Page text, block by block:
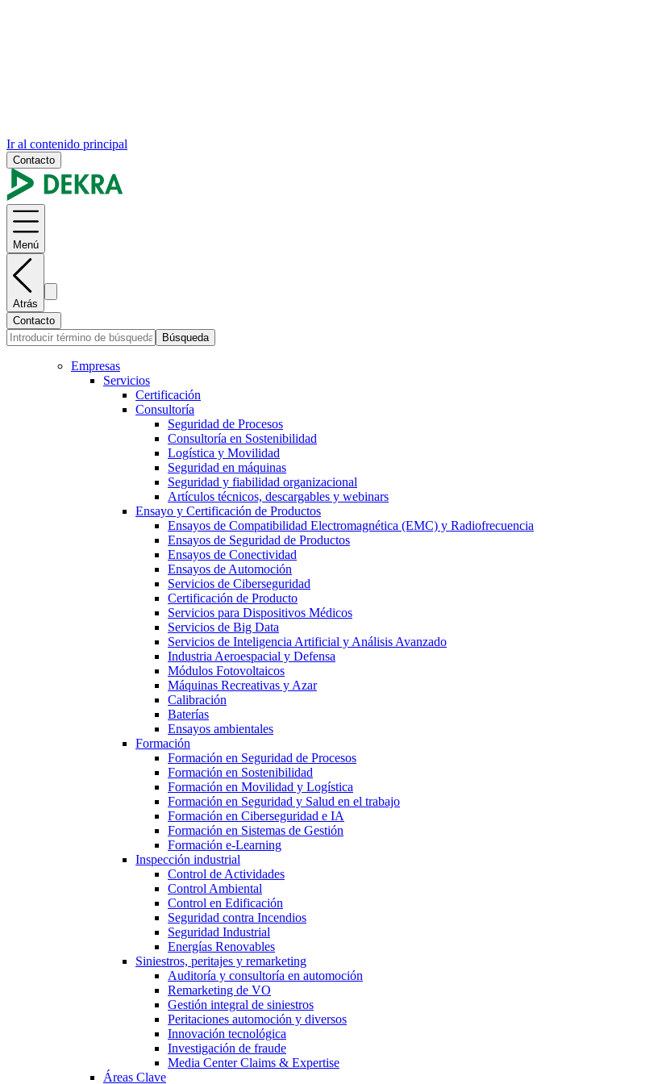
Ir al contenido principal
Contacto
Menú
Atrás
Contacto
Búsqueda
Empresas
Servicios
Certificación
Consultoría
Seguridad de Procesos
Consultoría en Sostenibilidad
Logística y Movilidad
Seguridad en máquinas
Seguridad y fiabilidad organizacional
Artículos técnicos, descargables y webinars
Ensayo y Certificación de Productos
Ensayos de Compatibilidad Electromagnética (EMC) y Radiofrecuencia
Ensayos de Seguridad de Productos
Ensayos de Conectividad
Ensayos de Automoción
Servicios de Ciberseguridad
Certificación de Producto
Servicios para Dispositivos Médicos
Servicios de Big Data
Servicios de Inteligencia Artificial y Análisis Avanzado
Industria Aeroespacial y Defensa
Módulos Fotovoltaicos
Máquinas Recreativas y Azar
Calibración
Baterías
Ensayos ambientales
Formación
Formación en Seguridad de Procesos
Formación en Sostenibilidad
Formación en Movilidad y Logística
Formación en Seguridad y Salud en el trabajo
Formación en Ciberseguridad e IA
Formación en Sistemas de Gestión
Formación e-Learning
Inspección industrial
Control de Actividades
Control Ambiental
Control en Edificación
Seguridad contra Incendios
Seguridad Industrial
Energías Renovables
Siniestros, peritajes y remarketing
Auditoría y consultoría en automoción
Remarketing de VO
Gestión integral de siniestros
Peritaciones automoción y diversos
Innovación tecnológica
Investigación de fraude
Media Center Claims & Expertise
Áreas Clave